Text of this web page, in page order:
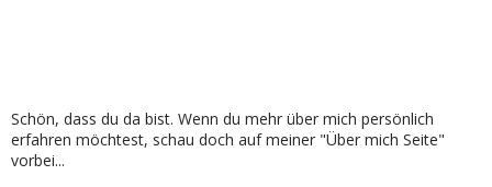
Schön, dass du da bist. Wenn du mehr über mich persönlich
erfahren möchtest, schau doch auf meiner "Über mich Seite"
vorbei...